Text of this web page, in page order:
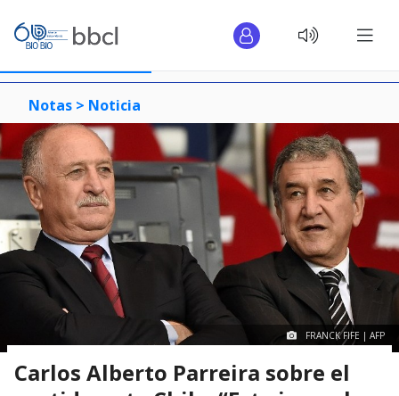
Notas > Noticia
FRANCK FIFE | AFP
Carlos Alberto Parreira sobre el